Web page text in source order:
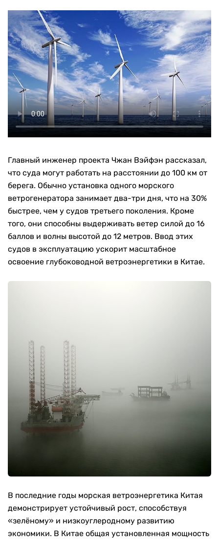
Главный инженер проекта Чжан Вэйфэн рассказал,
что суда могут работать на расстоянии до 100 км от
берега. Обычно установка одного морского
ветрогенератора занимает два-три дня, что на 30%
быстрее, чем у судов третьего поколения. Кроме
того, они способны выдерживать ветер силой до 16
баллов и волны высотой до 12 метров. Ввод этих
судов в эксплуатацию ускорит масштабное
освоение глубоководной ветроэнергетики в Китае.
В последние годы морская ветроэнергетика Китая
демонстрирует устойчивый рост, способствуя
«зелёному» и низкоуглеродному развитию
экономики. В Китае общая установленная мощность